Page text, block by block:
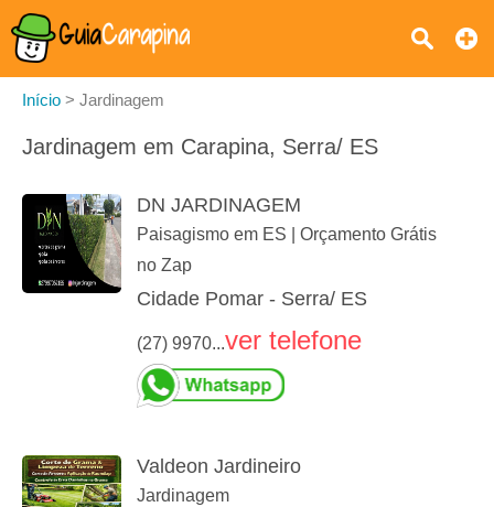
Início > Jardinagem
Jardinagem em Carapina, Serra/ ES
DN JARDINAGEM
Paisagismo em ES | Orçamento Grátis
no Zap
Cidade Pomar - Serra/ ES
(27) 9970...ver telefone
Valdeon Jardineiro
Jardinagem